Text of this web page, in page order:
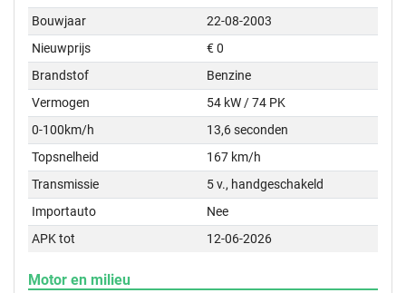
Bouwjaar
22-08-2003
Nieuwprijs
€ 0
Brandstof
Benzine
Vermogen
54 kW / 74 PK
0-100km/h
13,6 seconden
Topsnelheid
167 km/h
Transmissie
5 v., handgeschakeld
Importauto
Nee
APK tot
12-06-2026
Motor en milieu